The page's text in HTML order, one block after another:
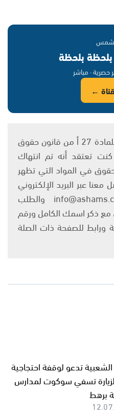
بلحظة بلحظة
حصرية · مباشر
←
يتم الاستخدام المواد وفقًا للمادة 27 أ من قانون حقوق
2007، وإن كنت تعتقد أنه تم انتهاك
في المواد التي تظهر
عبر البريد الإلكتروني
على العنوان التالي: info@ashams.com والطلب
مع ذكر اسمك الكامل ورقم
ورابط للصفحة ذات الصلة
الشعبية تدعو لوقفة احتجاجية
تسفي سوكوت لمدارس
برهط